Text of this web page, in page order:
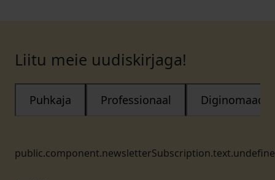
Liitu meie uudiskirjaga!
Puhkaja Professionaal Diginomaad